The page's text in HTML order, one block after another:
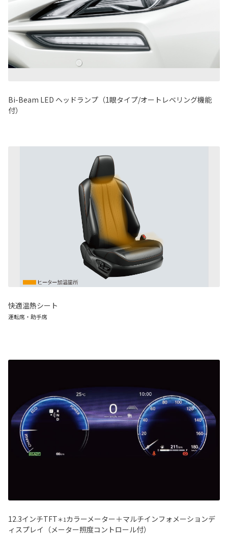
Bi-Beam LED ヘッドランプ（1眼タイプ/オートレベリング機能
付）
快適温熱シート
運転席・助手席
12.3インチTFT＊1カラーメーター＋マルチインフォメーションデ
ィスプレイ（メーター照度コントロール付）